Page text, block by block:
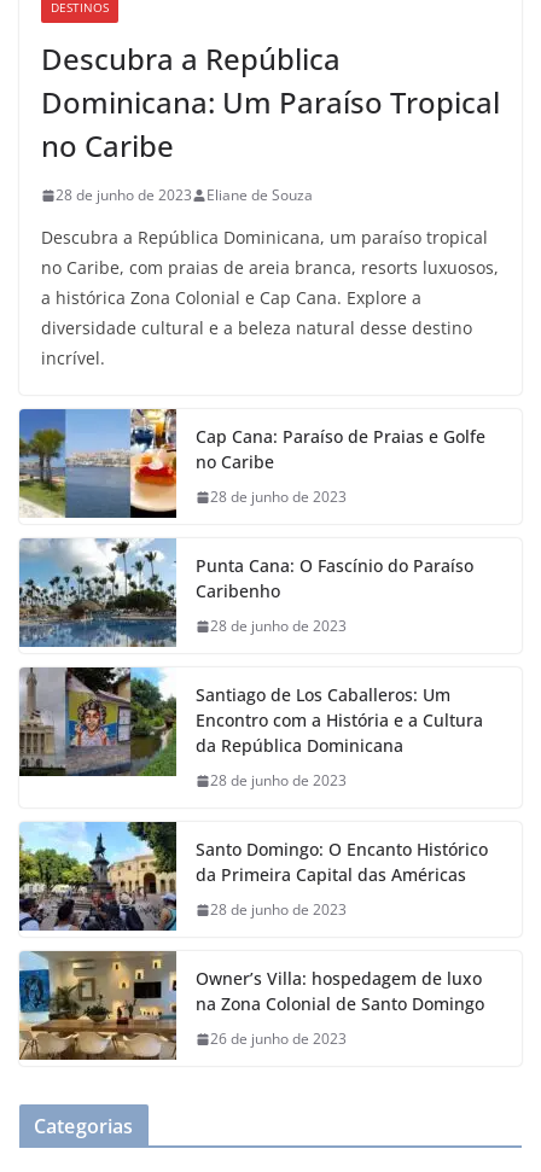
DESTINOS
Descubra a República
Dominicana: Um Paraíso Tropical
no Caribe
28 de junho de 2023 Eliane de Souza
Descubra a República Dominicana, um paraíso tropical
no Caribe, com praias de areia branca, resorts luxuosos,
a histórica Zona Colonial e Cap Cana. Explore a
diversidade cultural e a beleza natural desse destino
incrível.
Cap Cana: Paraíso de Praias e Golfe
no Caribe
28 de junho de 2023
Punta Cana: O Fascínio do Paraíso
Caribenho
28 de junho de 2023
Santiago de Los Caballeros: Um
Encontro com a História e a Cultura
da República Dominicana
28 de junho de 2023
Santo Domingo: O Encanto Histórico
da Primeira Capital das Américas
28 de junho de 2023
Owner’s Villa: hospedagem de luxo
na Zona Colonial de Santo Domingo
26 de junho de 2023
Categorias